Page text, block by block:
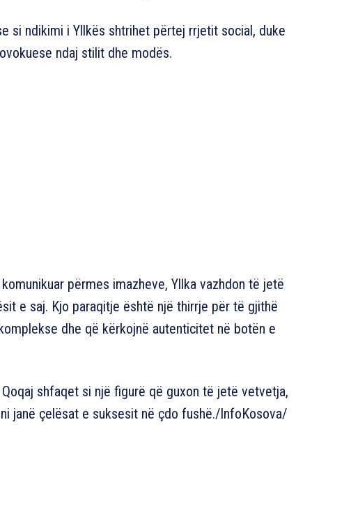
si ndikimi i Yllkës shtrihet përtej rrjetit social, duke
ndaj stilit dhe modës.
përmes imazheve, Yllka vazhdon të jetë
e saj. Kjo paraqitje është një thirrje për të gjithë
dhe që kërkojnë autenticitet në botën e
shfaqet si një figurë që guxon të jetë vetvetja,
janë çelësat e suksesit në çdo fushë./InfoKosova/